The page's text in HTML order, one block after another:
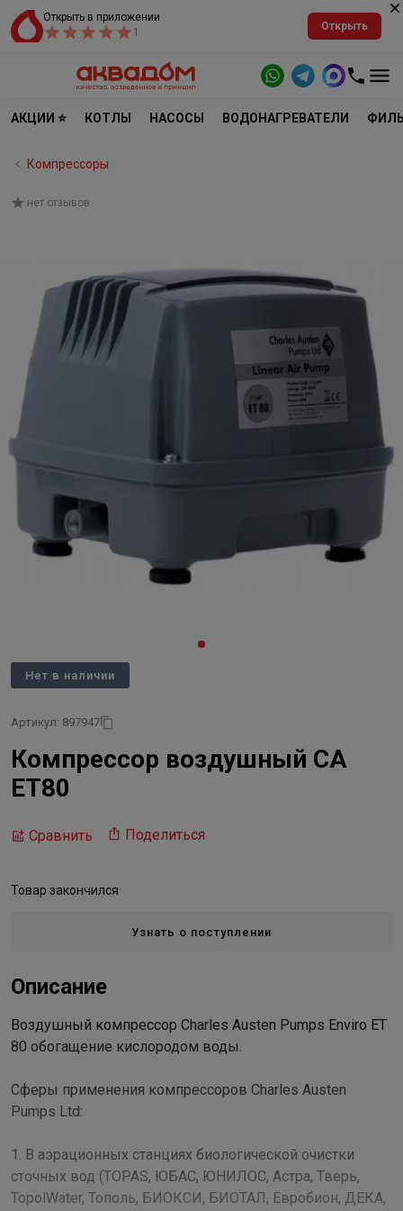
Открыть в приложении
1
Открыть
АКЦИИ ⭐ КОТЛЫ НАСОСЫ ВОДОНАГРЕВАТЕЛИ
Компрессоры
нет отзывов
Нет в наличии
Артикул: 897947
Компрессор воздушный CA
ET80
Сравнить Поделиться
Товар закончился
Узнать о поступлении
Описание
Воздушный компрессор Charles Austen Pumps Enviro ET
80 обогащение кислородом воды.
Сферы применения компрессоров Charles Austen
Pumps Ltd:
1. В аэрационных станциях биологической очистки
сточных вод (TOPAS, ЮБАС, ЮНИЛОС, Астра, Тверь,
TopolWater, Тополь, БИОКСИ, БИОТАЛ, Евробион, ДЕКА,